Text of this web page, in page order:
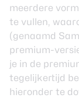
meerdere
te vullen,
(genaamd
premium-
je in de
tegelijkertijd
hieronder te